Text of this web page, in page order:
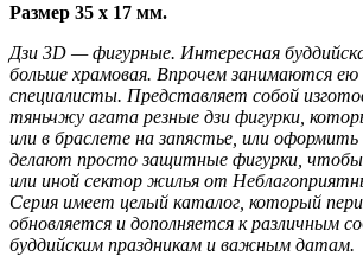
Размер 35 х 17 мм.
Дзи 3D — фигурные. Интересная
больше храмовая. Впрочем занимаются
специалисты. Представляет собой
тяньчжу агата резные дзи фигурки,
или в браслете на запястье, или оформить
делают просто защитные фигурки,
или иной сектор жилья от
Серия имеет целый каталог, который
обновляется и дополняется к различным
буддийским праздникам и важным датам.